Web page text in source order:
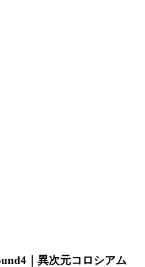
｜異次元コロシアム